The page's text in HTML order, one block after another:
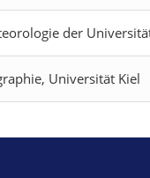
der
Universität Kiel